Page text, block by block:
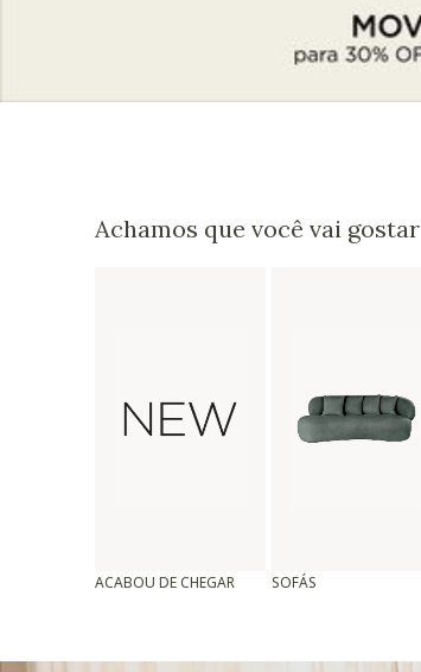
Achamos que você vai gostar
ACABOU DE CHEGAR SOFÁS